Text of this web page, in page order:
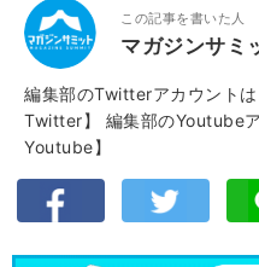
この記事を書いた人
マガジンサミ
編集部のTwitterアカウントは
Twitter】
編集部のYoutube
Youtube】